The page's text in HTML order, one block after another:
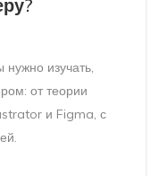
изучать,
от теории
и Figma, с